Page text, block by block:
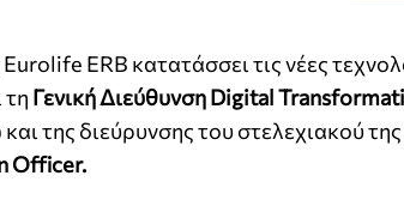
ERB κατατάσσει τις νέες
τη Γενική Διεύθυνση Digital
της διεύρυνσης του στελεχιακού
Officer.